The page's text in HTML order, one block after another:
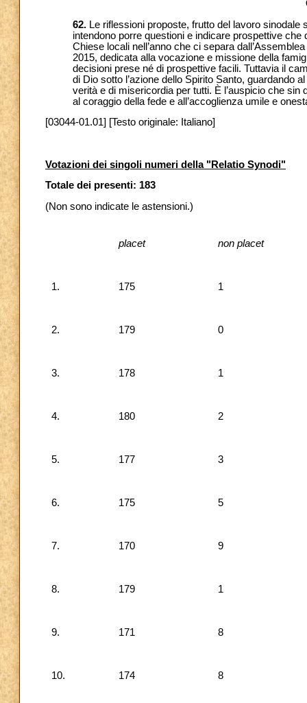
62. Le riflessioni proposte, frutto del lavoro
intendono porre questioni e indicare prospettive
Chiese locali nell’anno che ci separa
2015, dedicata alla vocazione e missione della
decisioni prese né di prospettive facili. Tuttavia il
di Dio sotto l’azione dello Spirito Santo, guardando
verità e di misericordia per tutti. È l’auspicio che
al coraggio della fede e all’accoglienza umile e
[03044-01.01] [Testo originale: Italiano]
Votazioni dei singoli numeri della "Relatio Synodi"
Totale dei presenti: 183
(Non sono indicate le astensioni.)
placet non placet
1. 175 1
2. 179 0
3. 178 1
4. 180 2
5. 177 3
6. 175 5
7. 170 9
8. 179 1
9. 171 8
10. 174 8